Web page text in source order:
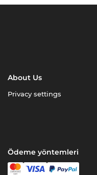
About Us
Privacy settings
Ödeme yöntemleri